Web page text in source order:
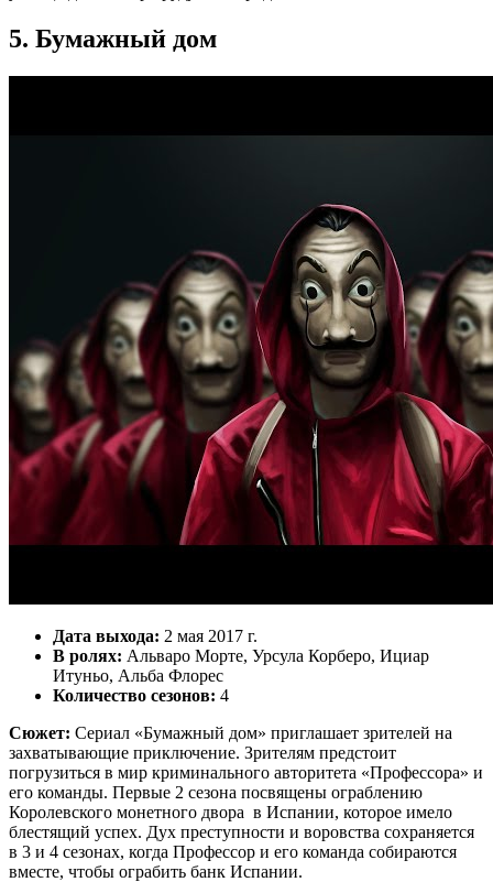
5. Бумажный дом
Дата выхода: 2 мая 2017 г.
В ролях: Альваро Морте, Урсула Корберо, Ициар
Итуньо, Альба Флорес
Количество сезонов: 4
Сюжет: Сериал «Бумажный дом» приглашает зрителей на
захватывающие приключение. Зрителям предстоит
погрузиться в мир криминального авторитета «Профессора» и
его команды. Первые 2 сезона посвящены ограблению
Королевского монетного двора в Испании, которое имело
блестящий успех. Дух преступности и воровства сохраняется
в 3 и 4 сезонах, когда Профессор и его команда собираются
вместе, чтобы ограбить банк Испании.